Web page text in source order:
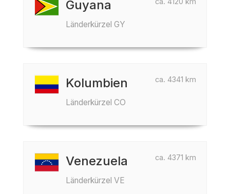
Guyana
Länderkürzel GY
ca. 4341 km
Kolumbien
Länderkürzel CO
ca. 4371 km
Venezuela
Länderkürzel VE